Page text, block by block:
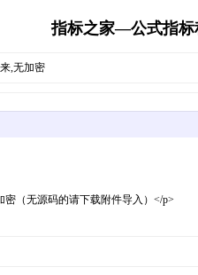
指标之家—公式指
,无加密
（无源码的请下载附件导入）</p>